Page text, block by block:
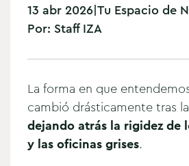
13 abr 2026|Tu Espacio de
Por: Staff IZA
La forma en que
cambió drásticamente tras
dejando atrás la rigidez de
y las oficinas grises.